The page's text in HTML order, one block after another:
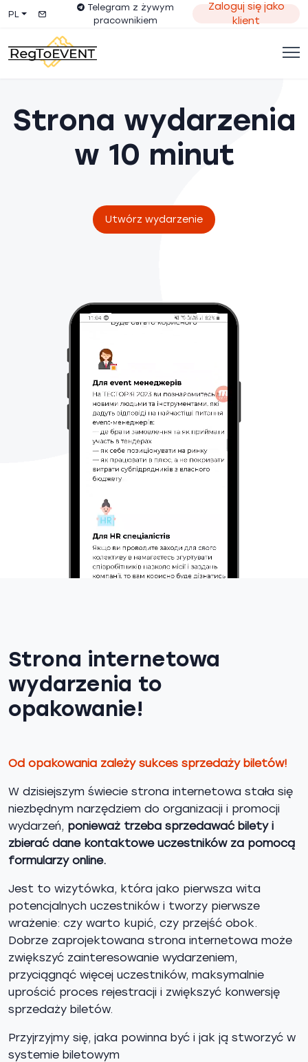
PL
Telegram z żywym
pracownikiem
Zaloguj się jako
klient
Strona wydarzenia
w 10 minut
Utwórz wydarzenie
Strona internetowa
wydarzenia to
opakowanie!
Od opakowania zależy sukces sprzedaży biletów!
W dzisiejszym świecie strona internetowa stała się
niezbędnym narzędziem do organizacji i promocji
wydarzeń, ponieważ trzeba sprzedawać bilety i
zbierać dane kontaktowe uczestników za pomocą
formularzy online.
Jest to wizytówka, która jako pierwsza wita
potencjalnych uczestników i tworzy pierwsze
wrażenie: czy warto kupić, czy przejść obok.
Dobrze zaprojektowana strona internetowa może
zwiększyć zainteresowanie wydarzeniem,
przyciągnąć więcej uczestników, maksymalnie
uprościć proces rejestracji i zwiększyć konwersję
sprzedaży biletów.
Przyjrzyjmy się, jaka powinna być i jak ją stworzyć w
systemie biletowym